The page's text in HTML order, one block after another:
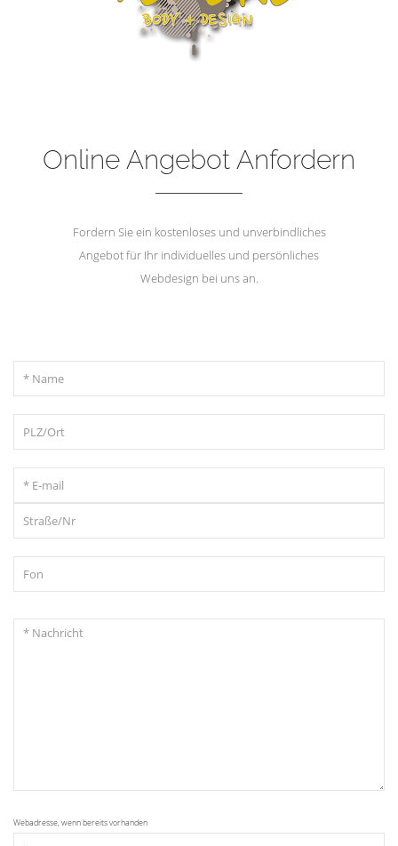
Online Angebot Anfordern
Fordern Sie ein kostenloses und unverbindliches
Angebot für Ihr individuelles und persönliches
Webdesign bei uns an.
Webadresse, wenn bereits vorhanden